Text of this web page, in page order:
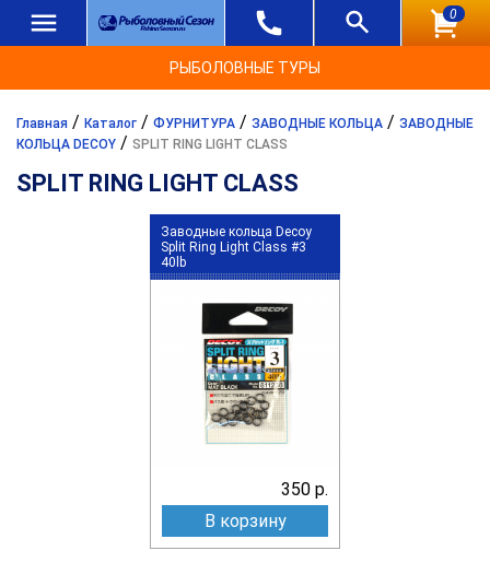
0
РЫБОЛОВНЫЕ ТУРЫ
Главная / Каталог / ФУРНИТУРА / ЗАВОДНЫЕ КОЛЬЦА / ЗАВОДНЫЕ
КОЛЬЦА DECOY / SPLIT RING LIGHT CLASS
SPLIT RING LIGHT CLASS
Заводные кольца Decoy
Split Ring Light Class #3
40lb
350 р.
В корзину